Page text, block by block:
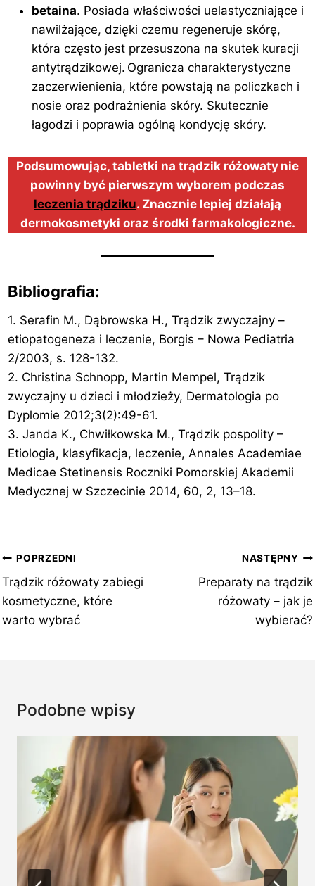
betaina. Posiada właściwości uelastyczniające i
nawilżające, dzięki czemu regeneruje skórę,
która często jest przesuszona na skutek kuracji
antytrądzikowej. Ogranicza charakterystyczne
zaczerwienienia, które powstają na policzkach i
nosie oraz podrażnienia skóry. Skutecznie
łagodzi i poprawia ogólną kondycję skóry.
Podsumowując, tabletki na trądzik różowaty nie
powinny być pierwszym wyborem podczas
leczenia trądziku. Znacznie lepiej działają
dermokosmetyki oraz środki farmakologiczne.
Bibliografia:
1. Serafin M., Dąbrowska H., Trądzik zwyczajny –
etiopatogeneza i leczenie, Borgis – Nowa Pediatria
2/2003, s. 128-132.
2. Christina Schnopp, Martin Mempel, Trądzik
zwyczajny u dzieci i młodzieży, Dermatologia po
Dyplomie 2012;3(2):49-61.
3. Janda K., Chwiłkowska M., Trądzik pospolity –
Etiologia, klasyfikacja, leczenie, Annales Academiae
Medicae Stetinensis Roczniki Pomorskiej Akademii
Medycznej w Szczecinie 2014, 60, 2, 13–18.
Nawigacja
wpisu
POPRZEDNI
Trądzik różowaty zabiegi
kosmetyczne, które
warto wybrać
NASTĘPNY
Preparaty na trądzik
różowaty – jak je
wybierać?
Podobne wpisy